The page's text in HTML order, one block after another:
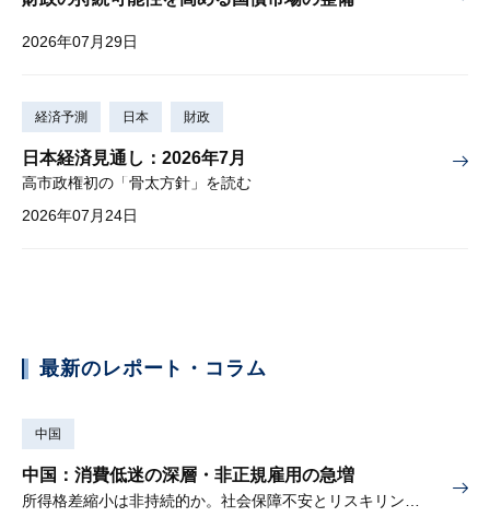
2026年07月29日
経済予測 日本 財政
日本経済見通し：2026年7月
高市政権初の「骨太方針」を読む
2026年07月24日
最新のレポート・コラム
中国
中国：消費低迷の深層・非正規雇用の急増